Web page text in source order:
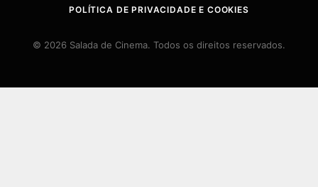
POLÍTICA DE PRIVACIDADE E COOKIES
© 2026 Salada de Cinema. Todos os direitos reservados.